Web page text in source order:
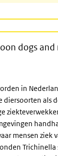
indogs
in
diersoorten
mensen